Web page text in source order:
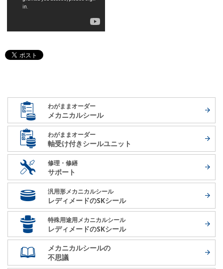
わがままオーダー
メカニカルシール
わがままオーダー
軸受け付きシールユニット
修理・修繕
サポート
汎用形メカニカルシール
レディメードのSKシール
特殊用途用メカニカルシール
レディメードのSKシール
メカニカルシールの
不思議